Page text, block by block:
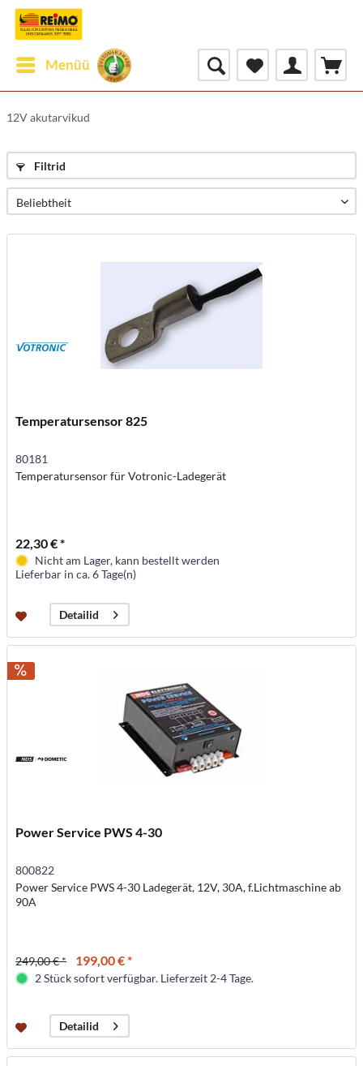
Menüü
12V akutarvikud
Filtrid
Temperatursensor 825
80181
Temperatursensor für Votronic-Ladegerät
22,30 € *
Nicht am Lager, kann bestellt werden
Lieferbar in ca. 6 Tage(n)
Detailid
Power Service PWS 4-30
800822
Power Service PWS 4-30 Ladegerät, 12V, 30A, f.Lichtmaschine ab
90A
249,00 € * 199,00 € *
2 Stück sofort verfügbar. Lieferzeit 2-4 Tage.
Detailid